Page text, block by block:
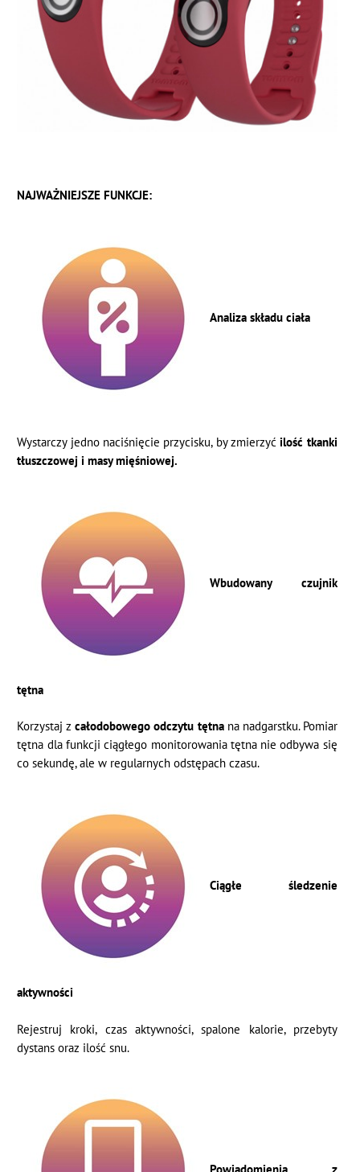
NAJWAŻNIEJSZE FUNKCJE:
Analiza składu ciała
Wystarczy jedno naciśnięcie przycisku, by zmierzyćilość tkanki
tłuszczowej i masy mięśniowej.
Wbudowany czujnik
tętna
Korzystaj zcałodobowego odczytu tętnana nadgarstku. Pomiar
tętna dla funkcji ciągłego monitorowania tętna nie odbywa się
co sekundę, ale w regularnych odstępach czasu.
Ciągłe śledzenie
aktywności
Rejestruj kroki, czas aktywności, spalone kalorie, przebyty
dystans oraz ilość snu.